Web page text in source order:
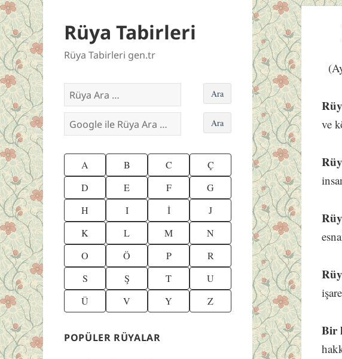
Rüya Tabirleri
Rüya Tabirleri gen.tr
A B C
Ç
D
E F
G
H
I İ
J
K
L M
N
O
Ö P
R
S
Ş T
U
Ü
V Y Z
POPÜLER RÜYALAR
ve
Bir